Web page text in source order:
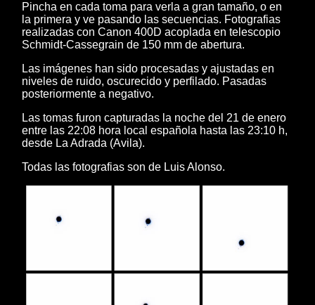
Pincha en cada toma para verla a gran tamaño, o en
la primera y ve pasando las secuencias. Fotografias
realizadas con Canon 400D acoplada en telescopio
Schmidt-Cassegrain de 150 mm de abertura.
Las imágenes han sido procesadas y ajustadas en
niveles de ruido, oscurecido y perfilado. Pasadas
posteriormente a negativo.
Las tomas furon capturadas la noche del 21 de enero
entre las 22:08 hora local española hasta las 23:10 h,
desde La Adrada (Avila).
Todas las fotografias son de Luis Alonso.